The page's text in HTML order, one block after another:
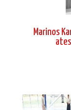
Marinos